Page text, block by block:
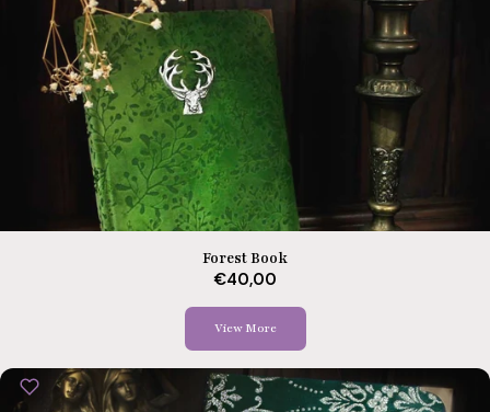
View More
Forest Book
€40,00